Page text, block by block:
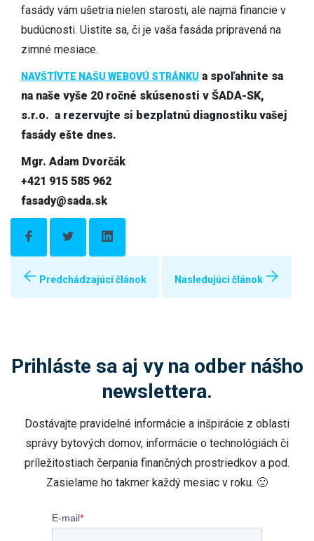
fasády vám ušetria nielen starosti, ale najmä financie v
budúcnosti. Uistite sa, či je vaša fasáda pripravená na
zimné mesiace.
NAVŠTÍVTE NAŠU WEBOVÚ STRÁNKU a spoľahnite sa
na naše vyše 20 ročné skúsenosti v ŠADA-SK,
s.r.o. a rezervujte si bezplatnú diagnostiku vašej
fasády ešte dnes.
Mgr. Adam Dvorčák
+421 915 585 962
fasady@sada.sk
Predchádzajúci článok Nasledujúci článok
Prihláste sa aj vy na odber nášho
newslettera.
Dostávajte pravidelné informácie a inšpirácie z oblasti
správy bytových domov, informácie o technológiách či
príležitostiach čerpania finančných prostriedkov a pod.
Zasielame ho takmer každý mesiac v roku. 🙂